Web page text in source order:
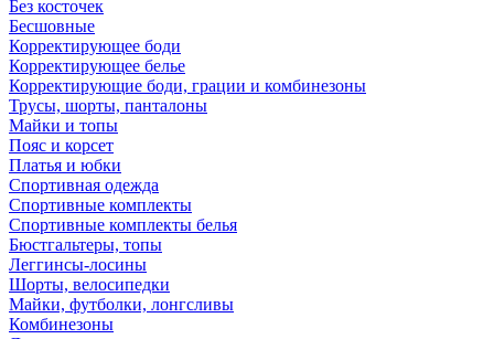
Без косточек
Бесшовные
Корректирующее боди
Корректирующее белье
Корректирующие боди, грации и комбинезоны
Трусы, шорты, панталоны
Майки и топы
Пояс и корсет
Платья и юбки
Спортивная одежда
Спортивные комплекты
Спортивные комплекты белья
Бюстгальтеры, топы
Леггинсы-лосины
Шорты, велосипедки
Майки, футболки, лонгсливы
Комбинезоны